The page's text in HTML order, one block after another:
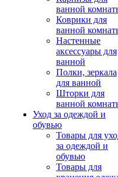
ванной
Коврики для
ванной
Настенные
аксессуары для
ванной
Полки, зеркала
для ванной
Шторки для
ванной
Уход за одеждой и
обувью
Товары для
за одеждой и
обувью
Товары для